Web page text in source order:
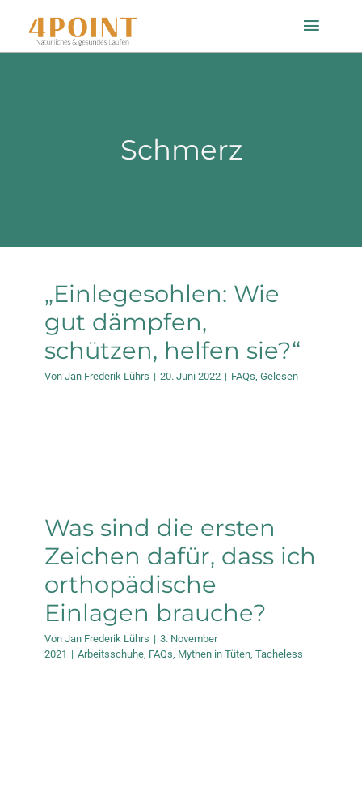
Inhalt
Toggle
Technologie
Mein Konto
Shop
Schmerz
„Einlegesohlen: Wie
gut dämpfen,
schützen, helfen sie?“
Von Jan Frederik Lührs | 20. Juni 2022 | FAQs Gelesen
Was sind die ersten
Zeichen dafür, dass ich
orthopädische
Einlagen brauche?
Von Jan Frederik Lührs | 3. November
2021 | Arbeitsschuhe FAQs Mythen in Tüten Tacheless